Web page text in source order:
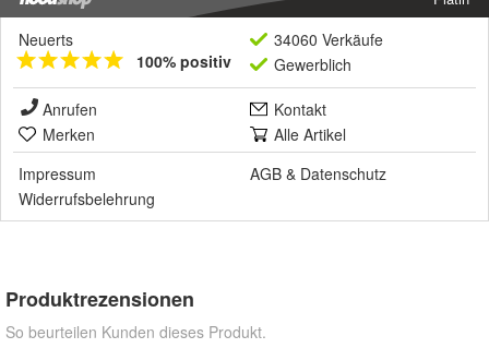
Neuerts
100% positiv
34060 Verkäufe
Gewerblich
Anrufen
Kontakt
Merken
Alle Artikel
Impressum
AGB & Datenschutz
Widerrufsbelehrung
Produktrezensionen
So beurteilen Kunden dieses Produkt.